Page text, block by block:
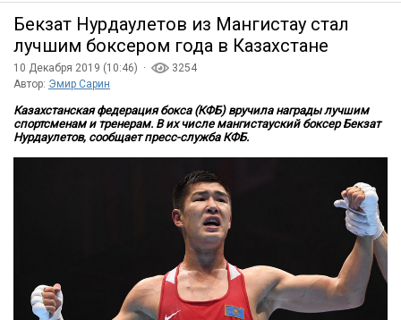
Бекзат Нурдаулетов из Мангистау стал
лучшим боксером года в Казахстане
10 Декабря 2019 (10:46) ·
3254
Автор: Эмир Сарин
Казахстанская федерация бокса (КФБ) вручила награды лучшим
спортсменам и тренерам. В их числе мангистауский боксер Бекзат
Нурдаулетов, сообщает пресс-служба КФБ.